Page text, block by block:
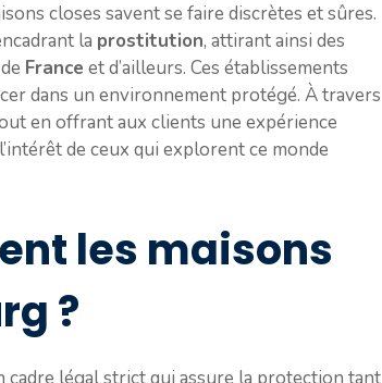
closes savent se faire discrètes et sûres.
la prostitution, attirant ainsi des
France et d’ailleurs. Ces établissements
dans un environnement protégé. À travers
en offrant aux clients une expérience
de ceux qui explorent ce monde
les maisons
?
légal strict qui assure la protection tant